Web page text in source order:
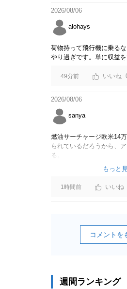
2026/08/06
alohays
荷物持って飛行機に乗る
やり過ぎです。単に収益
49分前
2026/08/06
sanya
燃油サーチャージ欧米14
られているだろうから、
る。
もっと
1時間前
コメントを
週間ランキング